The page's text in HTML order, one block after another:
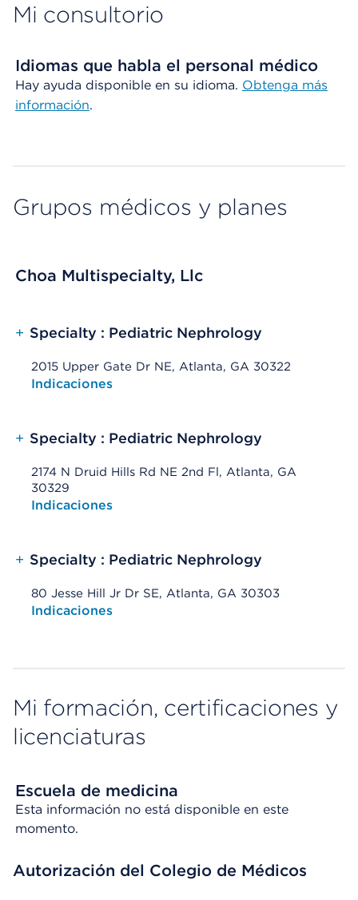
Mi consultorio
Idiomas que habla el personal médico
Hay ayuda disponible en su idioma. Obtenga más
información.
Grupos médicos y planes
Choa Multispecialty, Llc
+ Specialty : Pediatric Nephrology
2015 Upper Gate Dr NE, Atlanta, GA 30322
Opens native map application on mobile devices
Indicaciones
+ Specialty : Pediatric Nephrology
2174 N Druid Hills Rd NE 2nd Fl, Atlanta, GA
30329
Opens native map application on mobile devices
Indicaciones
+ Specialty : Pediatric Nephrology
80 Jesse Hill Jr Dr SE, Atlanta, GA 30303
Opens native map application on mobile devices
Indicaciones
Mi formación, certificaciones y
licenciaturas
Escuela de medicina
Esta información no está disponible en este
momento.
Autorización del Colegio de Médicos